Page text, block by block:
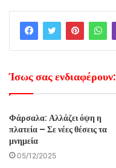
Ίσως σας ενδιαφέρουν:
Φάρσαλα: Αλλάζει όψη η
πλατεία – Σε νέες θέσεις τα
μνημεία
05/12/2025